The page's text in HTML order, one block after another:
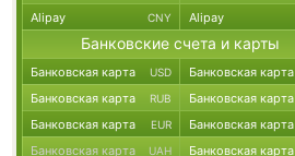
Alipay CNY Alipay
Банковские счета и карты
Банковская карта USD Банковская карта
Банковская карта RUB Банковская карта
Банковская карта EUR Банковская карта
Банковская карта UAH Банковская карта